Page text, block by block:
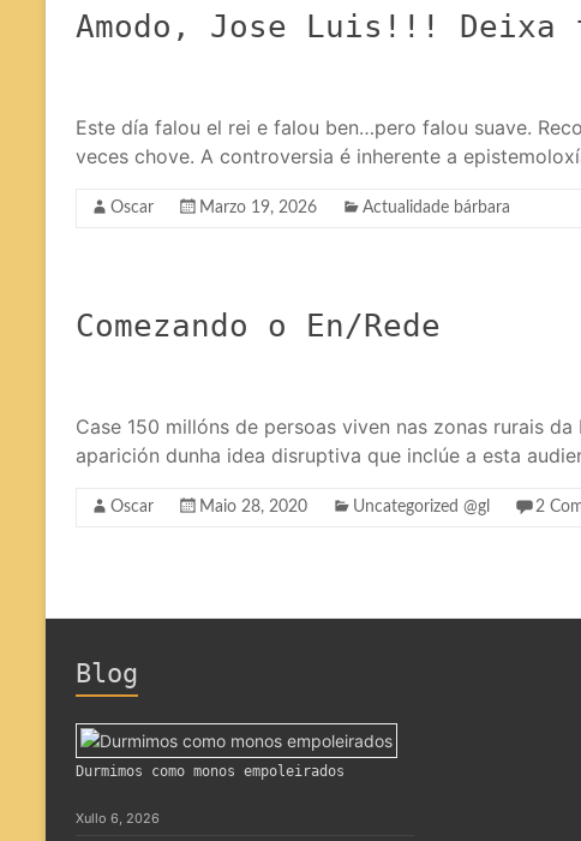
Amodo, Jose Luis!!!
Este día falou el rei e falou ben…pero falou suave.
veces chove. A controversia é inherente a
Oscar Marzo 19, 2026 Actualidade bárbara
Comezando o En/Rede
Case 150 millóns de persoas viven nas zonas rurais
aparición dunha idea disruptiva que inclúe a esta
Oscar Maio 28, 2020 Uncategorized @gl 2
Blog
Durmimos como monos empoleirados
Xullo 6, 2026